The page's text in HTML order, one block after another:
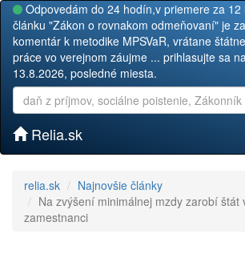
Odpovedám do 24 hodín,v priemere za
článku "Zákon o rovnakom odmeňovaní" je
komentár k metodike MPSVaR, vrátane
práce vo verejnom záujme ... prihlasujte sa
13.8.2026, posledné miesta.
Relia.sk
relia.sk
Najnovšie články
Na zvýšení minimálnej mzdy zarobí štát
zamestnanci